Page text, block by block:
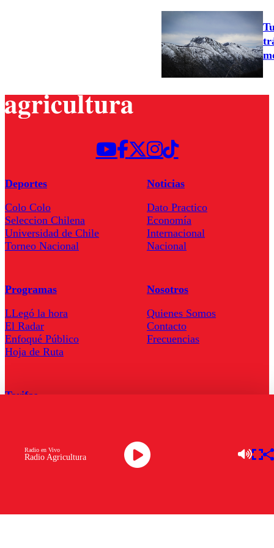
Radio Agricultura
Radio en Vivo
Deportes
Colo Colo
Seleccion Chilena
Universidad de Chile
Torneo Nacional
Noticias
Dato Practico
Economía
Internacional
Nacional
Programas
LLegó la hora
El Radar
Enfoqué Público
Hoja de Ruta
Nosotros
Quienes Somos
Contacto
Frecuencias
Tarifas
Descarga la APP